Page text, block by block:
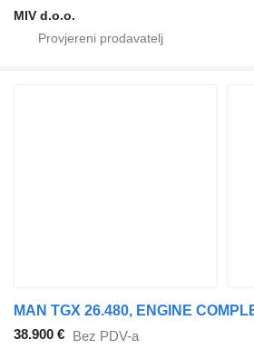
MIV d.o.o.
38.900 € Bez PDV-a